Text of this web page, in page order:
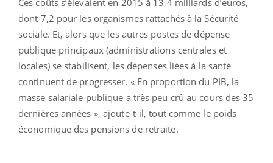
dont 7,2 pour les organismes rattachés à la Sécurité
sociale. Et, alors que les autres postes de dépense
publique principaux (administrations centrales et
locales) se stabilisent, les dépenses liées à la santé
continuent de progresser. « En proportion du PIB, la
masse salariale publique a très peu crû au cours des 35
dernières années », ajoute-t-il, tout comme le poids
économique des pensions de retraite.